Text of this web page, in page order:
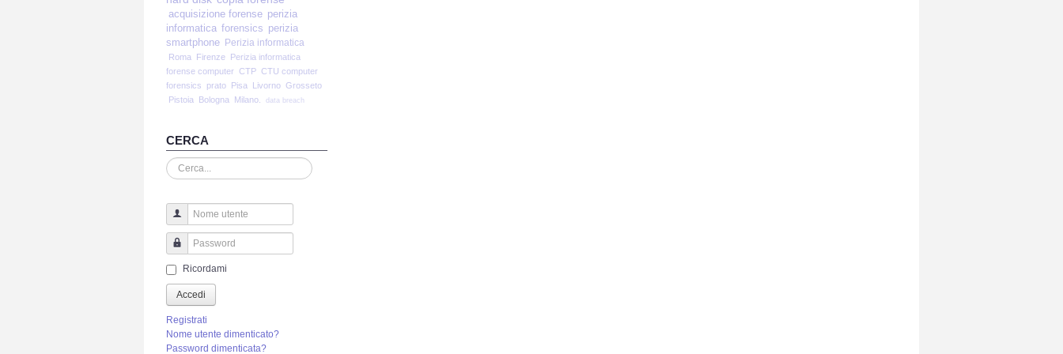
acquisizione forense perizia
informatica forensics perizia
smartphone Perizia informatica
Roma Firenze Perizia informatica
forense computer CTP CTU computer
forensics
prato Pisa Livorno Grosseto
Pistoia
Bologna Milano. data breach
CERCA
Cerca...
Nome utente
Password
Ricordami
Accedi
Registrati
Nome utente dimenticato?
Password dimenticata?